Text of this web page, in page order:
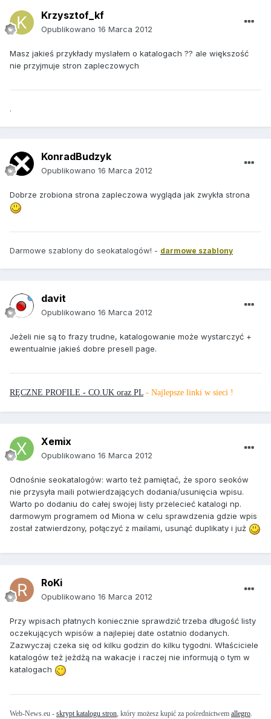
Krzysztof_kf
Opublikowano 16 Marca 2012
Masz jakieś przykłady myslałem o katalogach ?? ale większość
nie przyjmuje stron zapleczowych
.
KonradBudzyk
Opublikowano 16 Marca 2012
Dobrze zrobiona strona zapleczowa wygląda jak zwykła strona
Darmowe szablony do seokatalogów! - darmowe szablony
davit
Opublikowano 16 Marca 2012
Jeżeli nie są to frazy trudne, katalogowanie może wystarczyć +
ewentualnie jakieś dobre presell page.
RĘCZNE PROFILE - CO.UK oraz PL - Najlepsze linki w sieci !
Xemix
Opublikowano 16 Marca 2012
Odnośnie seokatalogów: warto też pamiętać, że sporo seoków
nie przysyła maili potwierdzających dodania/usunięcia wpisu.
Warto po dodaniu do całej swojej listy przelecieć katalogi np.
darmowym programem od Miona w celu sprawdzenia gdzie wpis
został zatwierdzony, połączyć z mailami, usunąć duplikaty i już
RoKi
Opublikowano 16 Marca 2012
Przy wpisach płatnych koniecznie sprawdzić trzeba długość listy
oczekujących wpisów a najlepiej date ostatnio dodanych.
Zazwyczaj czeka się od kilku godzin do kilku tygodni. Właściciele
katalogów też jeżdżą na wakacje i raczej nie informują o tym w
katalogach
Web-News.eu - skrypt katalogu stron, który możesz kupić za pośrednictwem allegro.